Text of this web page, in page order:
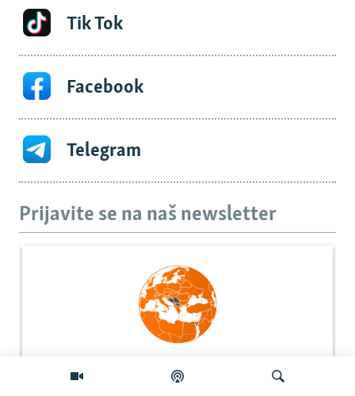
Tik Tok
Facebook
Telegram
Prijavite se na naš newsletter